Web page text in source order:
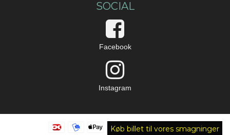
Køb billet til vores smagninger
SOCIAL
Facebook
Instagram